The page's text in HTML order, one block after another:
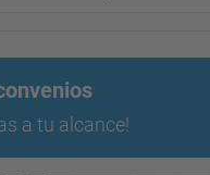
a tu alcance!